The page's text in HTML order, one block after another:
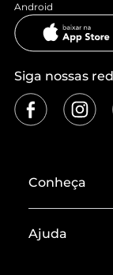
Android
Siga nossas
Conheça
Termos de
Ajuda